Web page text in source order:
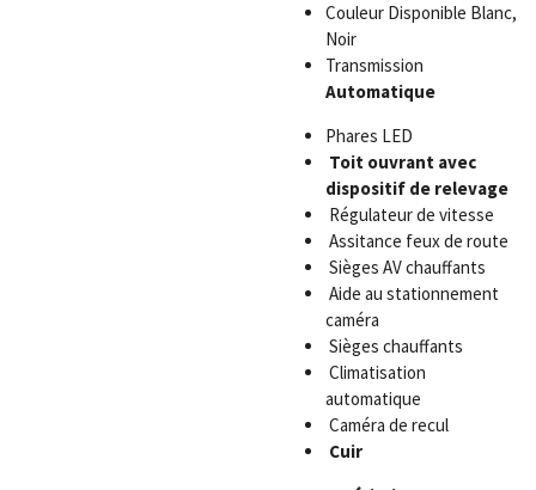
Couleur Disponible Blanc,
Noir
Transmission
Automatique
Phares LED
Toit ouvrant avec
dispositif de relevage
Régulateur de vitesse
Assitance feux de route
Sièges AV chauffants
Aide au stationnement
caméra
Sièges chauffants
Climatisation
automatique
Caméra de recul
Cuir